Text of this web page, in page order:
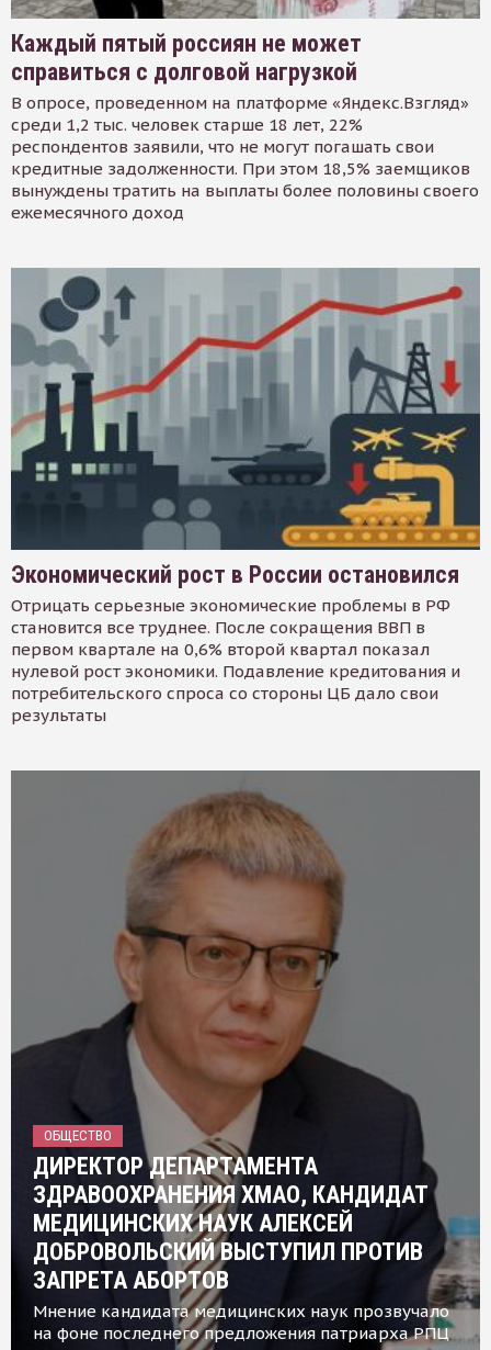
Каждый пятый россиян не может
справиться с долговой нагрузкой
В опросе, проведенном на платформе «Яндекс.Взгляд»
среди 1,2 тыс. человек старше 18 лет, 22%
респондентов заявили, что не могут погашать свои
кредитные задолженности. При этом 18,5% заемщиков
вынуждены тратить на выплаты более половины своего
ежемесячного доход
Экономический рост в России остановился
Отрицать серьезные экономические проблемы в РФ
становится все труднее. После сокращения ВВП в
первом квартале на 0,6% второй квартал показал
нулевой рост экономики. Подавление кредитования и
потребительского спроса со стороны ЦБ дало свои
результаты
ОБЩЕСТВО
ДИРЕКТОР ДЕПАРТАМЕНТА
ЗДРАВООХРАНЕНИЯ ХМАО, КАНДИДАТ
МЕДИЦИНСКИХ НАУК АЛЕКСЕЙ
ДОБРОВОЛЬСКИЙ ВЫСТУПИЛ ПРОТИВ
ЗАПРЕТА АБОРТОВ
Мнение кандидата медицинских наук прозвучало
на фоне последнего предложения патриарха РПЦ